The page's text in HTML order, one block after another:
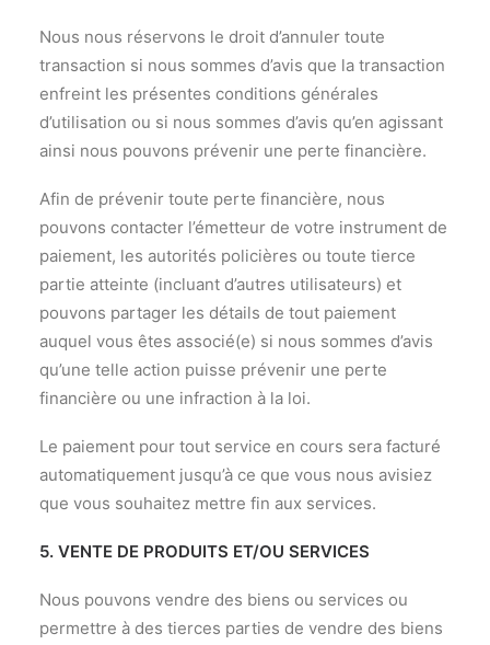
Nous nous réservons le droit d’annuler toute
transaction si nous sommes d’avis que la transaction
enfreint les présentes conditions générales
d’utilisation ou si nous sommes d’avis qu’en agissant
ainsi nous pouvons prévenir une perte financière.
Afin de prévenir toute perte financière, nous
pouvons contacter l’émetteur de votre instrument de
paiement, les autorités policières ou toute tierce
partie atteinte (incluant d’autres utilisateurs) et
pouvons partager les détails de tout paiement
auquel vous êtes associé(e) si nous sommes d’avis
qu’une telle action puisse prévenir une perte
financière ou une infraction à la loi.
Le paiement pour tout service en cours sera facturé
automatiquement jusqu’à ce que vous nous avisiez
que vous souhaitez mettre fin aux services.
5. VENTE DE PRODUITS ET/OU SERVICES
Nous pouvons vendre des biens ou services ou
permettre à des tierces parties de vendre des biens